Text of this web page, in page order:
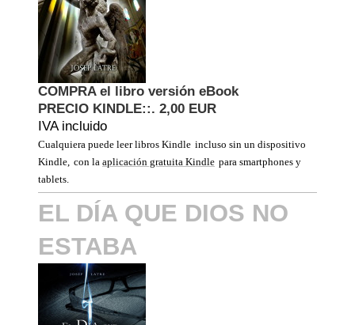
COMPRA el libro versión eBook
PRECIO KINDLE::. 2,00 EUR
IVA incluido
Cualquiera puede leer libros Kindle incluso sin un dispositivo
Kindle, con la aplicación gratuita Kindle para smartphones y
tablets.
EL DÍA QUE DIOS NO
ESTABA